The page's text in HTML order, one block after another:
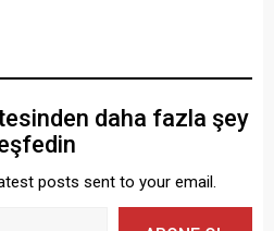
daha fazla şey
posts sent to your email.